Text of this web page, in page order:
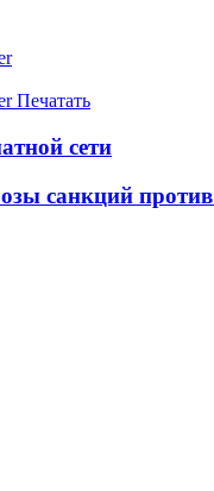
Печатать
сети
санкций